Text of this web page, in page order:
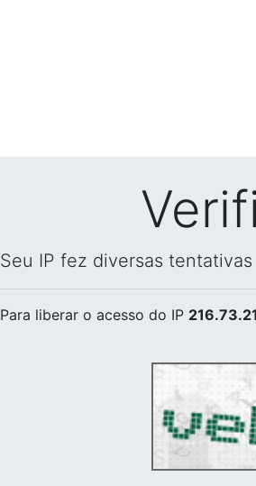
Seu IP fez diversas
Para liberar o acesso do IP